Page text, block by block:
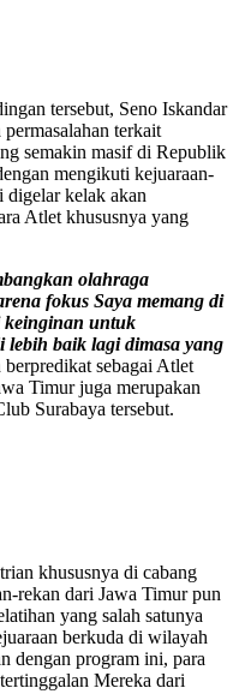
tersebut, Seno Iskandar
terkait
semakin masif di Republik
mengikuti kejuaraan-
digelar kelak akan
Atlet khususnya yang
olahraga
fokus Saya memang di
keinginan untuk
lebih baik lagi dimasa yang
sebagai Atlet
Timur juga merupakan
Surabaya tersebut.
khususnya di cabang
rekan dari Jawa Timur pun
yang salah satunya
berkuda di wilayah
dengan program ini, para
Mereka dari